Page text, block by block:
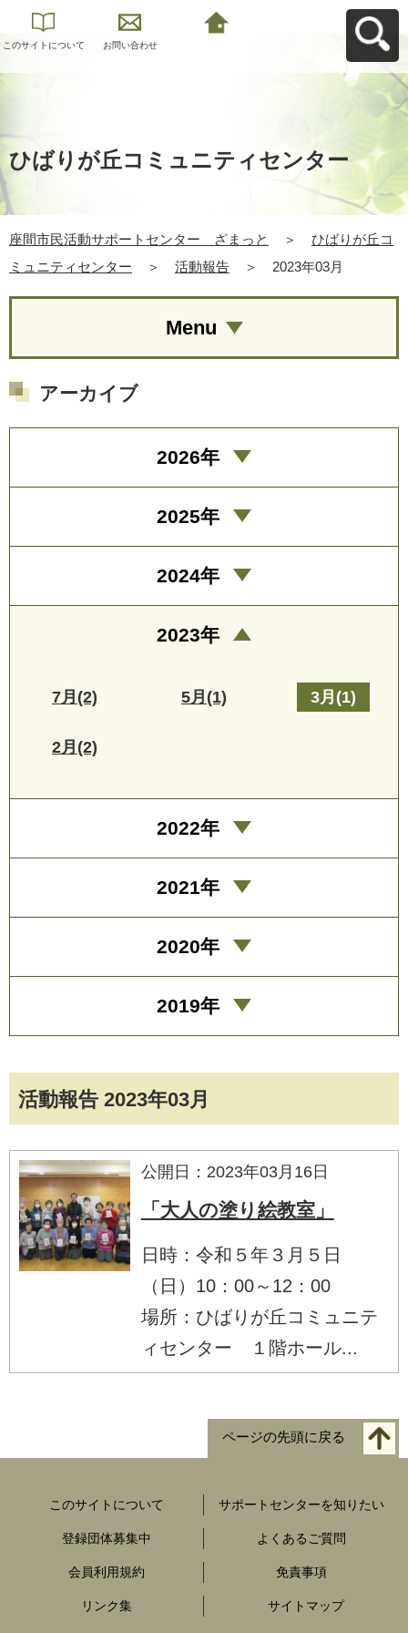
このサイトについて お問い合わせ
ひばりが丘コミュニティセンター
座間市民活動サポートセンター ざまっと ＞
ひばりが丘コ
ミュニティセンター
＞ 活動報告 ＞ 2023年03月
活動報告 2023年03月
公開日：2023年03月16日
「大人の塗り絵教室」
日時：令和５年３月５日
（日）10：00～12：00
場所：ひばりが丘コミュニテ
ィセンター １階ホール...
Menu
アーカイブ
2026年
2025年
2024年
2023年
7月(2) 5月(1) 3月(1)
2月(2)
2022年
2021年
2020年
2019年
ページの先頭に戻る
このサイトについて サポートセンターを知りたい
登録団体募集中 よくあるご質問
会員利用規約 免責事項
リンク集 サイトマップ